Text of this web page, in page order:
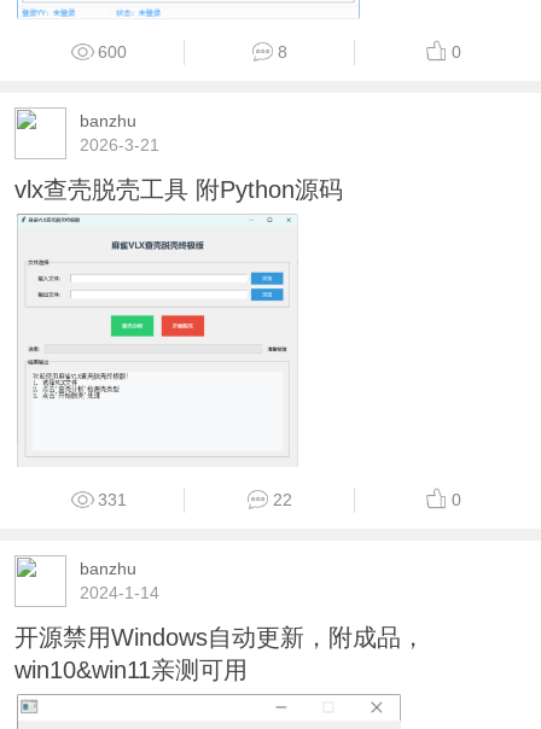
600 8 0
banzhu
2026-3-21
vlx查壳脱壳工具 附Python源码
331 22 0
banzhu
2024-1-14
开源禁用Windows自动更新，附成品，
win10&win11亲测可用